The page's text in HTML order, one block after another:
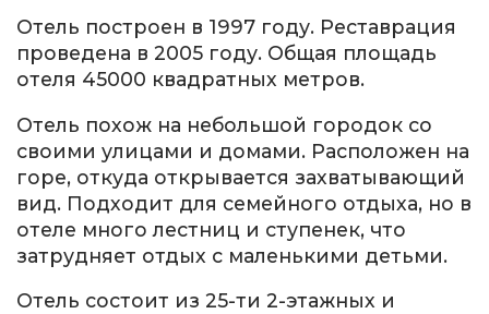
Отель построен в 1997 году. Реставрация
проведена в 2005 году. Общая площадь
отеля 45000 квадратных метров.
Отель похож на небольшой городок со
своими улицами и домами. Расположен на
горе, откуда открывается захватывающий
вид. Подходит для семейного отдыха, но в
отеле много лестниц и ступенек, что
затрудняет отдых с маленькими детьми.
Отель состоит из 25-ти 2-этажных и